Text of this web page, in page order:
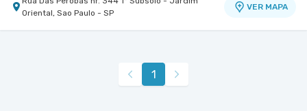
Oriental, Sao Paulo - SP
VER MAPA
1